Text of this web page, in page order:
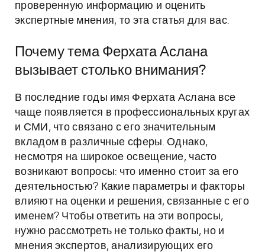
проверенную информацию и оценить
экспертные мнения, то эта статья для вас.
Почему тема Ферхата Аслана
вызывает столько внимания?
В последние годы имя Ферхата Аслана все
чаще появляется в профессиональных кругах
и СМИ, что связано с его значительным
вкладом в различные сферы. Однако,
несмотря на широкое освещение, часто
возникают вопросы: что именно стоит за его
деятельностью? Какие параметры и факторы
влияют на оценки и решения, связанные с его
именем? Чтобы ответить на эти вопросы,
нужно рассмотреть не только факты, но и
мнения экспертов, анализирующих его